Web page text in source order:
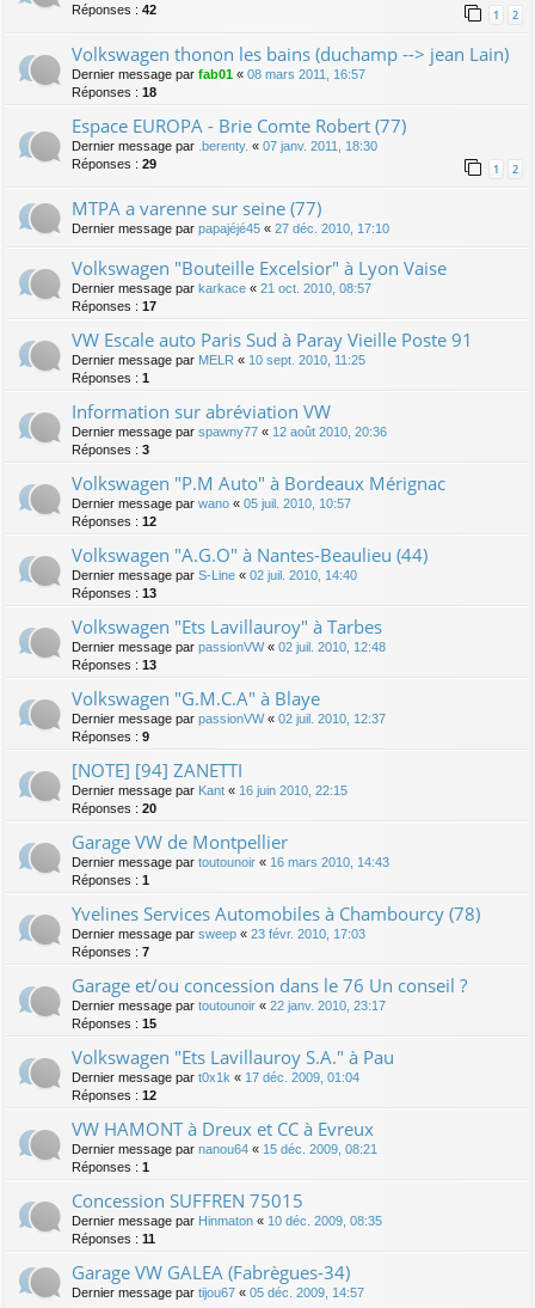
Réponses : 42 1 2
Volkswagen thonon les bains (duchamp --> jean Lain)
Dernier message par fab01 « 08 mars 2011, 16:57
Réponses : 18
Espace EUROPA - Brie Comte Robert (77)
Dernier message par .berenty. « 07 janv. 2011, 18:30
Réponses : 29 1 2
MTPA a varenne sur seine (77)
Dernier message par papajéjé45 « 27 déc. 2010, 17:10
Volkswagen "Bouteille Excelsior" à Lyon Vaise
Dernier message par karkace « 21 oct. 2010, 08:57
Réponses : 17
VW Escale auto Paris Sud à Paray Vieille Poste 91
Dernier message par MELR « 10 sept. 2010, 11:25
Réponses : 1
Information sur abréviation VW
Dernier message par spawny77 « 12 août 2010, 20:36
Réponses : 3
Volkswagen "P.M Auto" à Bordeaux Mérignac
Dernier message par wano « 05 juil. 2010, 10:57
Réponses : 12
Volkswagen "A.G.O" à Nantes-Beaulieu (44)
Dernier message par S-Line « 02 juil. 2010, 14:40
Réponses : 13
Volkswagen "Ets Lavillauroy" à Tarbes
Dernier message par passionVW« 02 juil. 2010, 12:48
Réponses : 13
Volkswagen "G.M.C.A" à Blaye
Dernier message par passionVW« 02 juil. 2010, 12:37
Réponses : 9
[NOTE] [94] ZANETTI
Dernier message par Kant « 16 juin 2010, 22:15
Réponses : 20
Garage VW de Montpellier
Dernier message par toutounoir « 16 mars 2010, 14:43
Réponses : 1
Yvelines Services Automobiles à Chambourcy (78)
Dernier message par sweep « 23 févr. 2010, 17:03
Réponses : 7
Garage et/ou concession dans le 76 Un conseil ?
Dernier message par toutounoir « 22 janv. 2010, 23:17
Réponses : 15
Volkswagen "Ets Lavillauroy S.A." à Pau
Dernier message par t0x1k « 17 déc. 2009, 01:04
Réponses : 12
VW HAMONT à Dreux et CC à Evreux
Dernier message par nanou64 « 15 déc. 2009, 08:21
Réponses : 1
Concession SUFFREN 75015
Dernier message par Hinmaton « 10 déc. 2009, 08:35
Réponses : 11
Garage VW GALEA (Fabrègues-34)
Dernier message par tijou67 « 05 déc. 2009, 14:57